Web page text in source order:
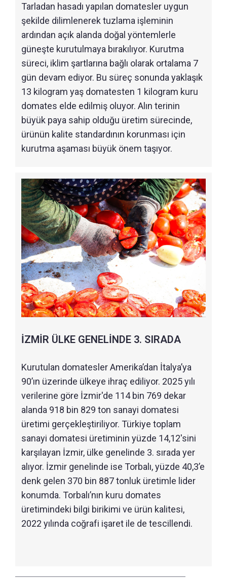
Tarladan hasadı yapılan domatesler uygun
şekilde dilimlenerek tuzlama işleminin
ardından açık alanda doğal yöntemlerle
güneşte kurutulmaya bırakılıyor. Kurutma
süreci, iklim şartlarına bağlı olarak ortalama 7
gün devam ediyor. Bu süreç sonunda yaklaşık
13 kilogram yaş domatesten 1 kilogram kuru
domates elde edilmiş oluyor. Alın terinin
büyük paya sahip olduğu üretim sürecinde,
ürünün kalite standardının korunması için
kurutma aşaması büyük önem taşıyor.
İZMİR ÜLKE GENELİNDE 3. SIRADA
Kurutulan domatesler Amerika’dan İtalya’ya
90’ın üzerinde ülkeye ihraç ediliyor. 2025 yılı
verilerine göre İzmir'de 114 bin 769 dekar
alanda 918 bin 829 ton sanayi domatesi
üretimi gerçekleştiriliyor. Türkiye toplam
sanayi domatesi üretiminin yüzde 14,12'sini
karşılayan İzmir, ülke genelinde 3. sırada yer
alıyor. İzmir genelinde ise Torbalı, yüzde 40,3’e
denk gelen 370 bin 887 tonluk üretimle lider
konumda. Torbalı’nın kuru domates
üretimindeki bilgi birikimi ve ürün kalitesi,
2022 yılında coğrafi işaret ile de tescillendi.